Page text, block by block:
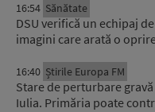
16:54 Sănătate
DSU verifică un echipaj
imagini care arată o
16:40 Știrile Europa FM
Stare de perturbare
Iulia. Primăria poate